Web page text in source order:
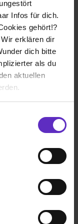
Infos für dich.
gehört!?
erklären dir
dich bitte
als du
aktuellen
zu
um
Website an
und Anzeigen zu
- DHBW
eine
ein zwei
Verkäuferin
bei